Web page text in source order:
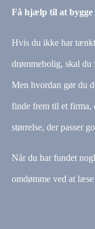
Få hjælp til at bygge
Hvis du ikke har
drømmebolig, skal
Men hvordan gør du
finde frem til et firma,
størrelse, der passer
Når du har fundet
omdømme ved at